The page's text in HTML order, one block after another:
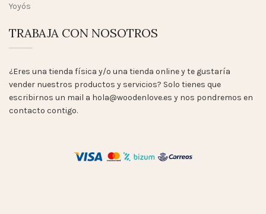
Yoyós
TRABAJA CON NOSOTROS
¿Eres una tienda física y/o una tienda online y te gustaría
vender nuestros productos y servicios? Solo tienes que
escribirnos un mail a hola@woodenlove.es y nos pondremos en
contacto contigo.